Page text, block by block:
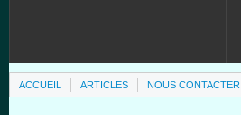
ACCUEIL ARTICLES NOUS CONTACTER